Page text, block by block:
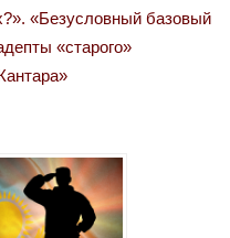
«Безусловный базовый
«старого»